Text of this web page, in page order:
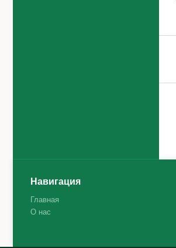
Навигация
Главная
О нас